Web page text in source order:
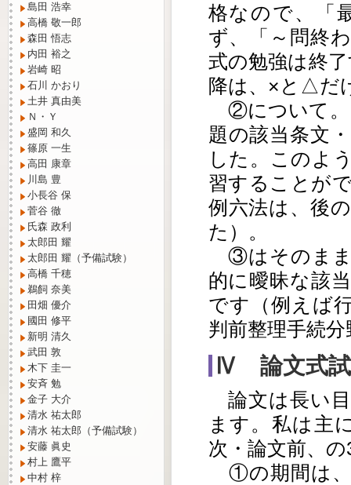
格なので、「
ず、「～問終
式の勉強は終
降は、×と△だ
②について。
題の該当条文
した。このよ
習することが
例六法は、後
た）。
③はそのまま
的に曖昧な該
です（例えば
判前整理手続
Ⅳ 論文式試
論文は長い
ます。私は主
次・論文前、
①の期間は、
島田 浩幸
高橋 敬一郎
森田 悟志
内田 裕之
岩崎 昭
石川 かおり
土井 真由美
Ｎ・Ｙ
盛岡 和久
篠原 一生
高田 康章
川島 豊
小長谷 保
菅谷 徹
氏森 政利
太郎田 耀
太郎田 耀（予備試験）
高橋 千穂
鵜飼 奈美
田畑 優介
國田 修平
新明 清久
武田 敦
木下 圭一
安斉 勉
金子 大介
清水 祐太郎
清水 祐太郎（予備試験）
安藤 眞史
村上 鷹平
中村 梓